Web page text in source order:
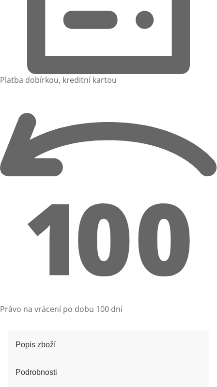
Platba dobírkou, kreditní kartou
Právo na vrácení po dobu 100 dní
Popis zboží
Podrobnosti